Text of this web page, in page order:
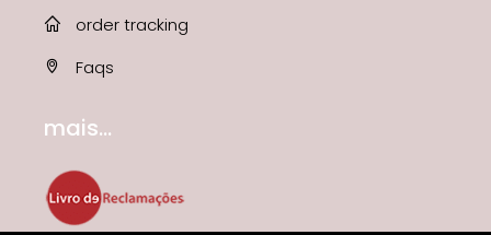
order tracking
Faqs
mais...